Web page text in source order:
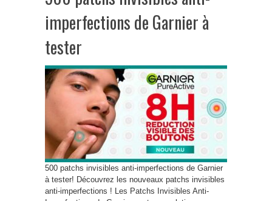
imperfections de Garnier à
tester
500 patchs invisibles anti-imperfections de Garnier
à tester! Découvrez les nouveaux patchs invisibles
anti-imperfections ! Les Patchs Invisibles Anti-